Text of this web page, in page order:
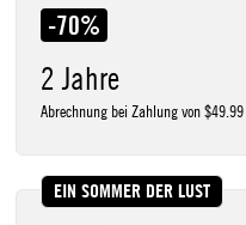
-70%
2 Jahre
Abrechnung bei Zahlung von$49.99
EIN SOMMER DER LUST